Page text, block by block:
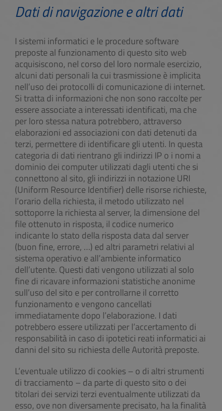
Dati di navigazione e altri dati
I sistemi informatici e le procedure software
preposte al funzionamento di questo sito web
acquisiscono, nel corso del loro normale esercizio,
alcuni dati personali la cui trasmissione è implicita
nell’uso dei protocolli di comunicazione di internet.
Si tratta di informazioni che non sono raccolte per
essere associate a interessati identificati, ma che
per loro stessa natura potrebbero, attraverso
elaborazioni ed associazioni con dati detenuti da
terzi, permettere di identificare gli utenti. In questa
categoria di dati rientrano gli indirizzi IP o i nomi a
dominio dei computer utilizzati dagli utenti che si
connettono al sito, gli indirizzi in notazione URI
(Uniform Resource Identifier) delle risorse richieste,
l’orario della richiesta, il metodo utilizzato nel
sottoporre la richiesta al server, la dimensione del
file ottenuto in risposta, il codice numerico
indicante lo stato della risposta data dal server
(buon fine, errore, …) ed altri parametri relativi al
sistema operativo e all’ambiente informatico
dell’utente. Questi dati vengono utilizzati al solo
fine di ricavare informazioni statistiche anonime
sull’uso del sito e per controllarne il corretto
funzionamento e vengono cancellati
immediatamente dopo l’elaborazione. I dati
potrebbero essere utilizzati per l’accertamento di
responsabilità in caso di ipotetici reati informatici ai
danni del sito su richiesta delle Autorità preposte.
L’eventuale utilizzo di cookies – o di altri strumenti
di tracciamento – da parte di questo sito o dei
titolari dei servizi terzi eventualmente utilizzati da
esso, ove non diversamente precisato, ha la finalità